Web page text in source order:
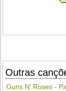
Outras
Guns N' Roses -